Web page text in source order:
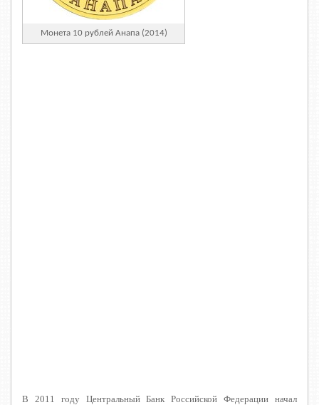
Монета 10 рублей Анапа (2014)
В 2011 году Центральный Банк Российской Федерации начал